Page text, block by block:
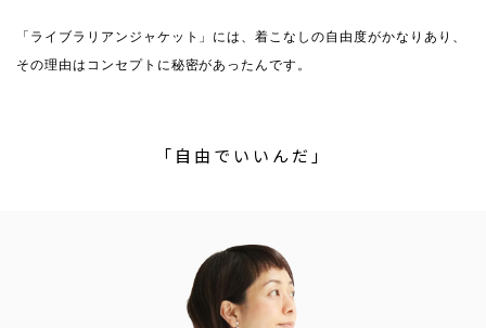
「ライブラリアンジャケット」には、着こなしの自由度がかなりあり、
その理由はコンセプトに秘密があったんです。
「自由でいいんだ」